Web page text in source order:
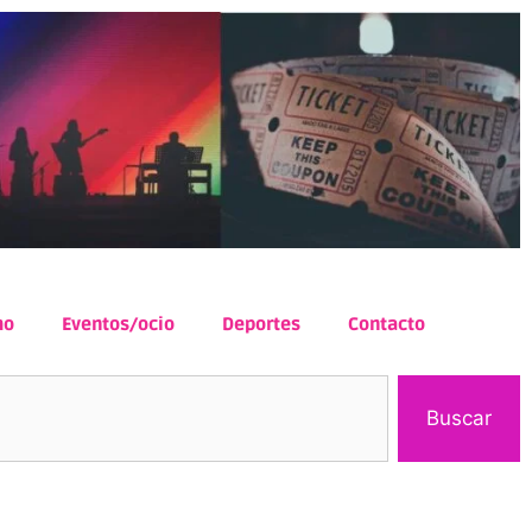
Eventos/ocio Deportes Contacto
Buscar